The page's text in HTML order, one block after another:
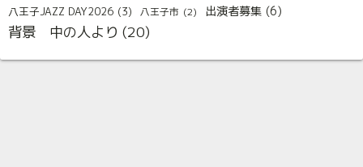
八王子JAZZ DAY2026 (3) 八王子市 (2) 出演者募集 (6)
背景 中の人より (20)